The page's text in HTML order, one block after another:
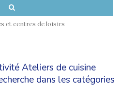
et centres de loisirs
Ateliers de cuisine
dans les catégories